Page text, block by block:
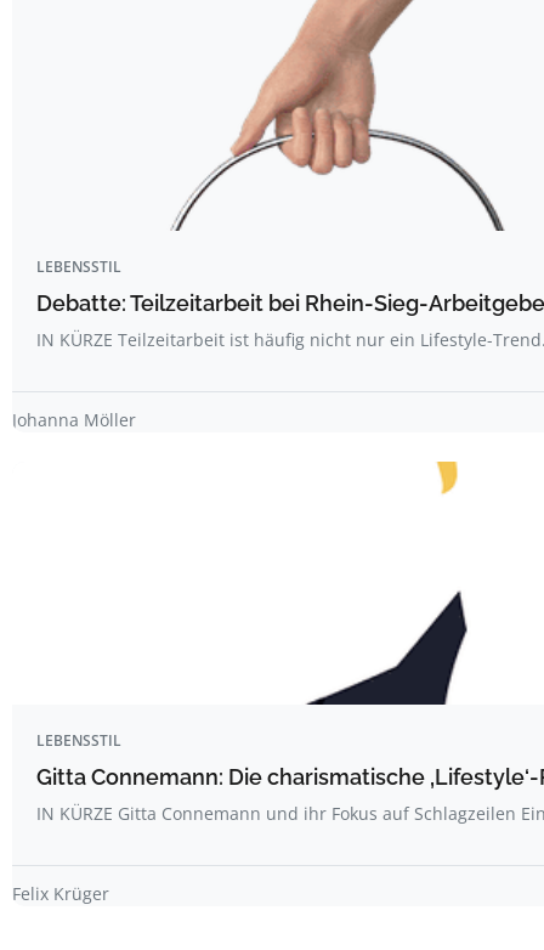
LEBENSSTIL
Debatte: Teilzeitarbeit bei Rhein-Sieg-
IN KÜRZE Teilzeitarbeit ist häufig nicht nur ein Lifestyle-
Johanna Möller
LEBENSSTIL
Gitta Connemann: Die charismatische
IN KÜRZE Gitta Connemann und ihr Fokus auf Schlagzeilen
Felix Krüger